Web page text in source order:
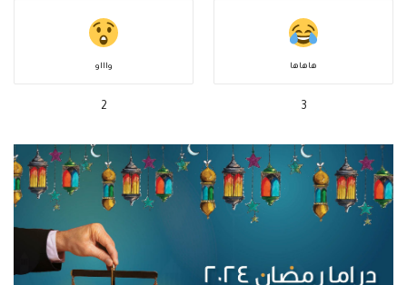
هاهاها
3
واااو
2